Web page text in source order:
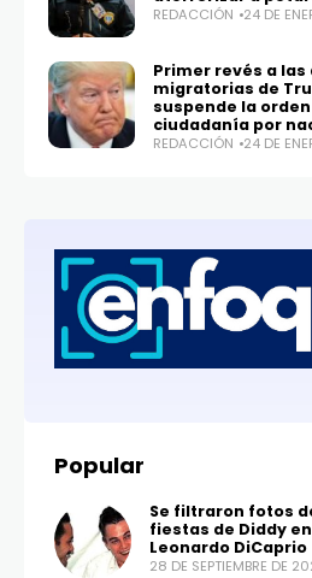
REDACCIÓN 24 DE
Primer revés a
migratorias de
suspende la
ciudadanía por
REDACCIÓN 24 DE
Popular
Se filtraron fotos
fiestas de Diddy
Leonardo DiCaprio
28 DE SEPTIEMBRE DE